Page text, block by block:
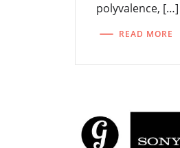
polyvalence, […]
READ MORE